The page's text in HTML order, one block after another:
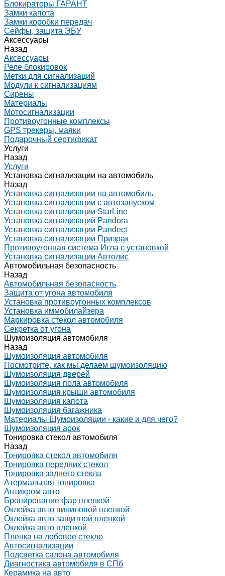
Блокираторы ГАРАНТ
Замки капота
Замки коробки передач
Сейфы, защита ЭБУ
Аксессуары
Назад
Аксессуары
Реле блокировок
Метки для сигнализаций
Модули к сигнализациям
Сирены
Материалы
Мотосигнализации
Противоугонные комплексы
GPS трекеры, маяки
Подарочный сертификат
Услуги
Назад
Услуги
Установка сигнализации на автомобиль
Назад
Установка сигнализации на автомобиль
Установка сигнализации с автозапуском
Установка сигнализации StarLine
Установка сигнализаций Pandora
Установка сигнализации Pandect
Установка сигнализации Призрак
Противоугонная система Игла с установкой
Установка сигнализации Автолис
Автомобильная безопасность
Назад
Автомобильная безопасность
Защита от угона автомобиля
Установка противоугонных комплексов
Установка иммобилайзера
Маркировка стекол автомобиля
Секретка от угона
Шумоизоляция автомобиля
Назад
Шумоизоляция автомобиля
Посмотрите, как мы делаем шумоизоляцию
Шумоизоляция дверей
Шумоизоляция пола автомобиля
Шумоизоляция крыши автомобиля
Шумоизоляция капота
Шумоизоляция багажника
Материалы Шумоизоляции - какие и для чего?
Шумоизоляция арок
Тонировка стекол автомобиля
Назад
Тонировка стекол автомобиля
Тонировка передних стекол
Тонировка заднего стекла
Атермальная тонировка
Антихром авто
Бронирование фар пленкой
Оклейка авто виниловой пленкой
Оклейка авто защитной пленкой
Оклейка авто пленкой
Пленка на лобовое стекло
Автосигнализации
Подсветка салона автомобиля
Диагностика автомобиля в СПб
Керамика на авто